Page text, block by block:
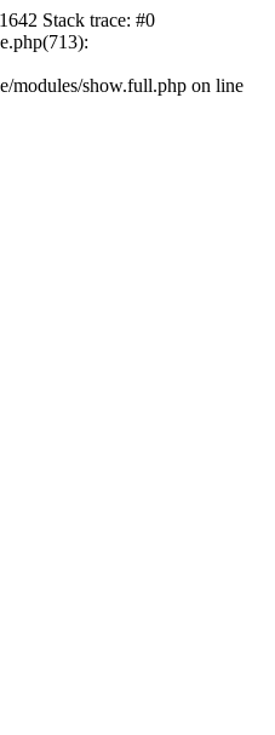
Stack trace: #0
modules/show.full.php on line